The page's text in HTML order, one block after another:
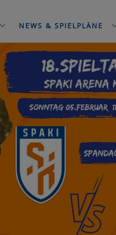
NEWS & SPIELPLÄNE